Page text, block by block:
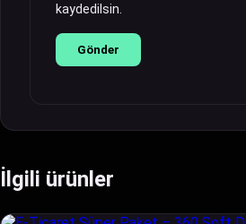
kaydedilsin.
İlgili ürünler